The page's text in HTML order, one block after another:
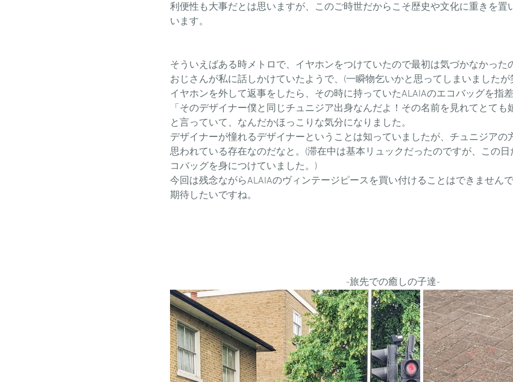
利便性も大事だとは思いますが、このご時世だからこそ歴史や文化に重きを置
います。
そういえばある時メトロで、イヤホンをつけていたので最初は気づかなかった
おじさんが私に話しかけていたようで、(一瞬物乞いかと思ってしまいましたが
イヤホンを外して返事をしたら、その時に持っていたALAIAのエコバッグを指
「そのデザイナー僕と同じチュニジア出身なんだよ！その名前を見れてとても
と言っていて、なんだかほっこりな気分になりました。
デザイナーが憧れるデザイナーということは知っていましたが、チュニジアの
思われている存在なのだなと。(滞在中は基本リュックだったのですが、この日
コバッグを身につけていました。)
今回は残念ながらALAIAのヴィンテージピースを買い付けることはできません
期待したいですね。
-旅先での癒しの子達-